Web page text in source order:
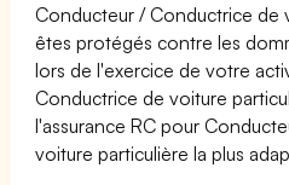
Conducteur / Conductrice de
êtes protégés contre les
lors de l'exercice de votre
Conductrice de voiture
l'assurance RC pour
voiture particulière la plus